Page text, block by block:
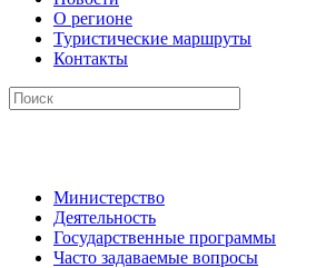
О регионе
Туристические маршруты
Контакты
Министерство
Деятельность
Государственные программы
Часто задаваемые вопросы